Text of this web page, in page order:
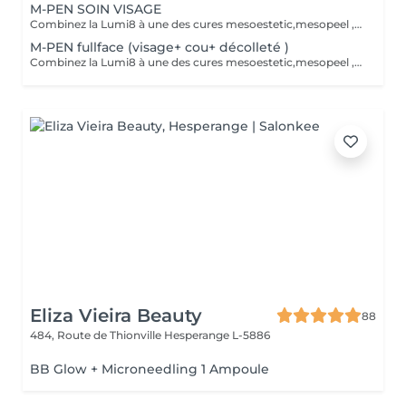
M-PEN SOIN VISAGE
Combinez la Lumi8 à une des cures mesoestetic,mesopeel , mesoéclat... afin d'obtenir un résultat spectaculaire et durable. Recommandé pour l'anti-aging , les peaux acnéique , affaissées , les rides . les cicatrices et les autres imperfections de la peau. Bienvenue dans une nouvelle ère dans les soins du visage et du corps . Résultat spectaculaires , efficaces , durables et scientifiquement avérés, visible dès la première séance. Traitement indolore et non invasif Le micro-needling est un traitement qui utilise de minuscules aiguilles pour provoquer des minuscules perforations dans la peau. Ces petits points de contact encouragent le corps à créer une guérison curative ainsi qu'a resserrer, soulever et rajeunir la peau. Au fur et a mesure que votre peau se répare, la production de collagène et d'élastine se déclenche pour donner un effet repeuplant et raffermissant presque immédiat. Il peut également s'attaquer à d'autres problèmes de lésions cutanées tels que les cicatrices , les marques foncées, des dommages causés par le soleil et le vieillissement. CONTRE-INDICATIONS. Femmes enceintes et peaux noires Traitement anticoagulant ou anti-inflammatoire Maladies auto-immunes Acné sévère ou herpes Eczémas Psoriasis
M-PEN fullface (visage+ cou+ décolleté )
Combinez la Lumi8 à une des cures mesoestetic,mesopeel , mesoéclat... afin d'obtenir un résultat spectaculaire et durable. Recommandé pour l'anti-aging , les peaux acnéique , affaissées , les rides . les cicatrices et les autres imperfections de la peau. Bienvenue dans une nouvelle ère dans les soins du visage et du corps . Résultat spectaculaires , efficaces , durables et scientifiquement avérés, visible dès la première séance. Traitement indolore et non invasif Le micro-needling est un traitement qui utilise de minuscules aiguilles pour provoquer des minuscules perforations dans la peau. Ces petits points de contact encouragent le corps à créer une guérison curative ainsi qu'a resserrer, soulever et rajeunir la peau. Au fur et a mesure que votre peau se répare, la production de collagène et d'élastine se déclenche pour donner un effet repeuplant et raffermissant presque immédiat. Il peut également s'attaquer à d'autres problèmes de lésions cutanées tels que les cicatrices , les marques foncées, des dommages causés par le soleil et le vieillissement
Eliza Vieira Beauty
88
484, Route de Thionville Hesperange L-5886
BB Glow + Microneedling 1 Ampoule